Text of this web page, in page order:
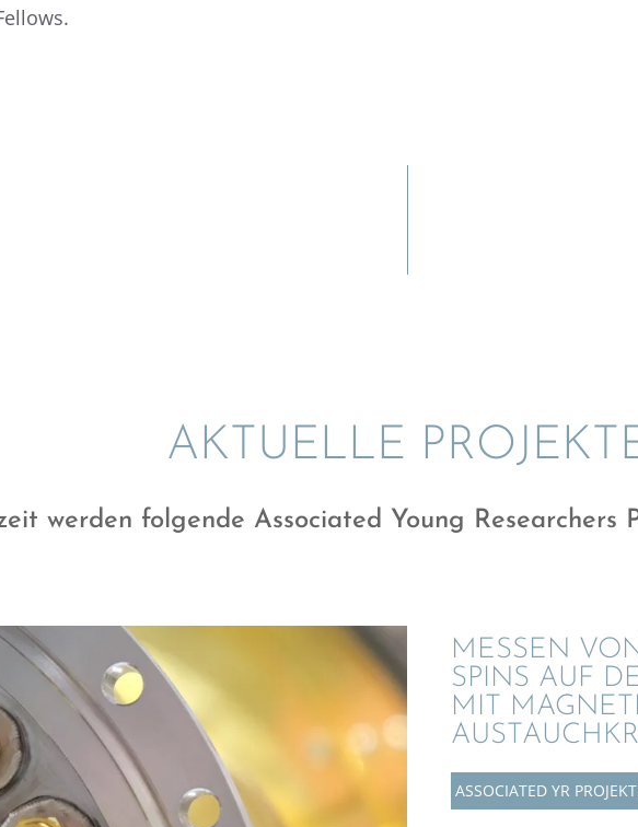
AKTUELLE
werden folgende Associa­ted Young Resear­chers
MESSEN
SPINS AUF
MIT
ASSOCIA­TED YR